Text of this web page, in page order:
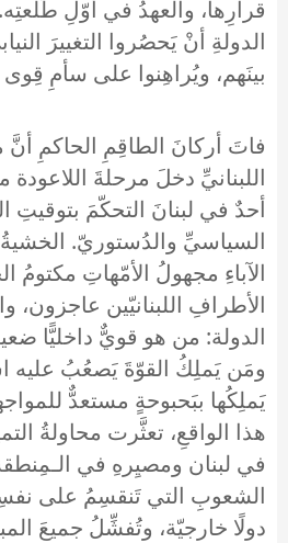
قرارِها، والعهدُ في أوّلِ
الدولةِ أنْ يَحصُروا التغييرَ
بينَهم، ويُراهِنوا على سأمِ
فاتَ أركانَ الطاقِمِ الحاكمِ أنَّ
اللبنانيِّ دخلَ مرحلةَ
أحدٌ في لبنانَ التحكّمَ بتوقيتِ
السياسيِّ والدُستوريّ. الخشيةُ
الآباءِ مجهولُ الأمّهاتِ مكتومُ
الأطرافِ اللبنانيّين عاجزون،
الدولة: من هو قويٌّ داخليًّا
ومَن يَملِكُ القوّةَ يَصعُبُ عليه
يَملِكُها ببَحبوحةٍ مستعدٌّ
هذا الواقعِ، تعثَّرت محاولةُ
في لبنان ومصيِرهِ في
الشعوبِ التي تَنقسِمُ على
دولًا خارجيّة، وتُفشِّلُ جميعَ